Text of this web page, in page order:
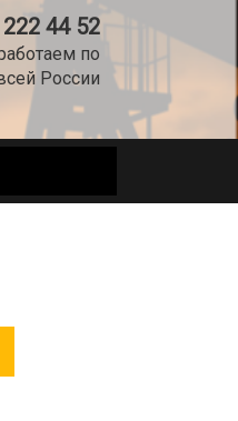
44 52
по
России